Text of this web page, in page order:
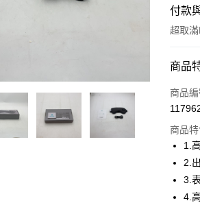
付款
超取
付款
信用卡
LINE
Apple
街口
商品
商品
商品
1.
2.
3.
4.